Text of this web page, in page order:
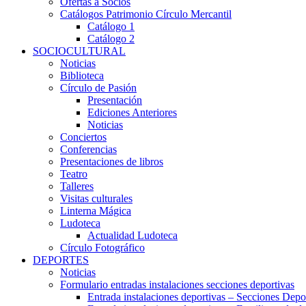
Catálogos Patrimonio Círculo Mercantil
Catálogo 1
Catálogo 2
SOCIOCULTURAL
Noticias
Biblioteca
Círculo de Pasión
Presentación
Ediciones Anteriores
Noticias
Conciertos
Conferencias
Presentaciones de libros
Teatro
Talleres
Visitas culturales
Linterna Mágica
Ludoteca
Actualidad Ludoteca
Círculo Fotográfico
DEPORTES
Noticias
Formulario entradas instalaciones secciones deportivas
Entrada instalaciones deportivas – Secciones